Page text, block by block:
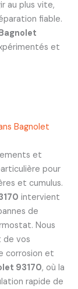
au plus vite,
fiable.
et
Bagnolet
et
pour
et cumulus.
intervient
de
Nous
de vos
corrosion et
93170, où la
rapide de